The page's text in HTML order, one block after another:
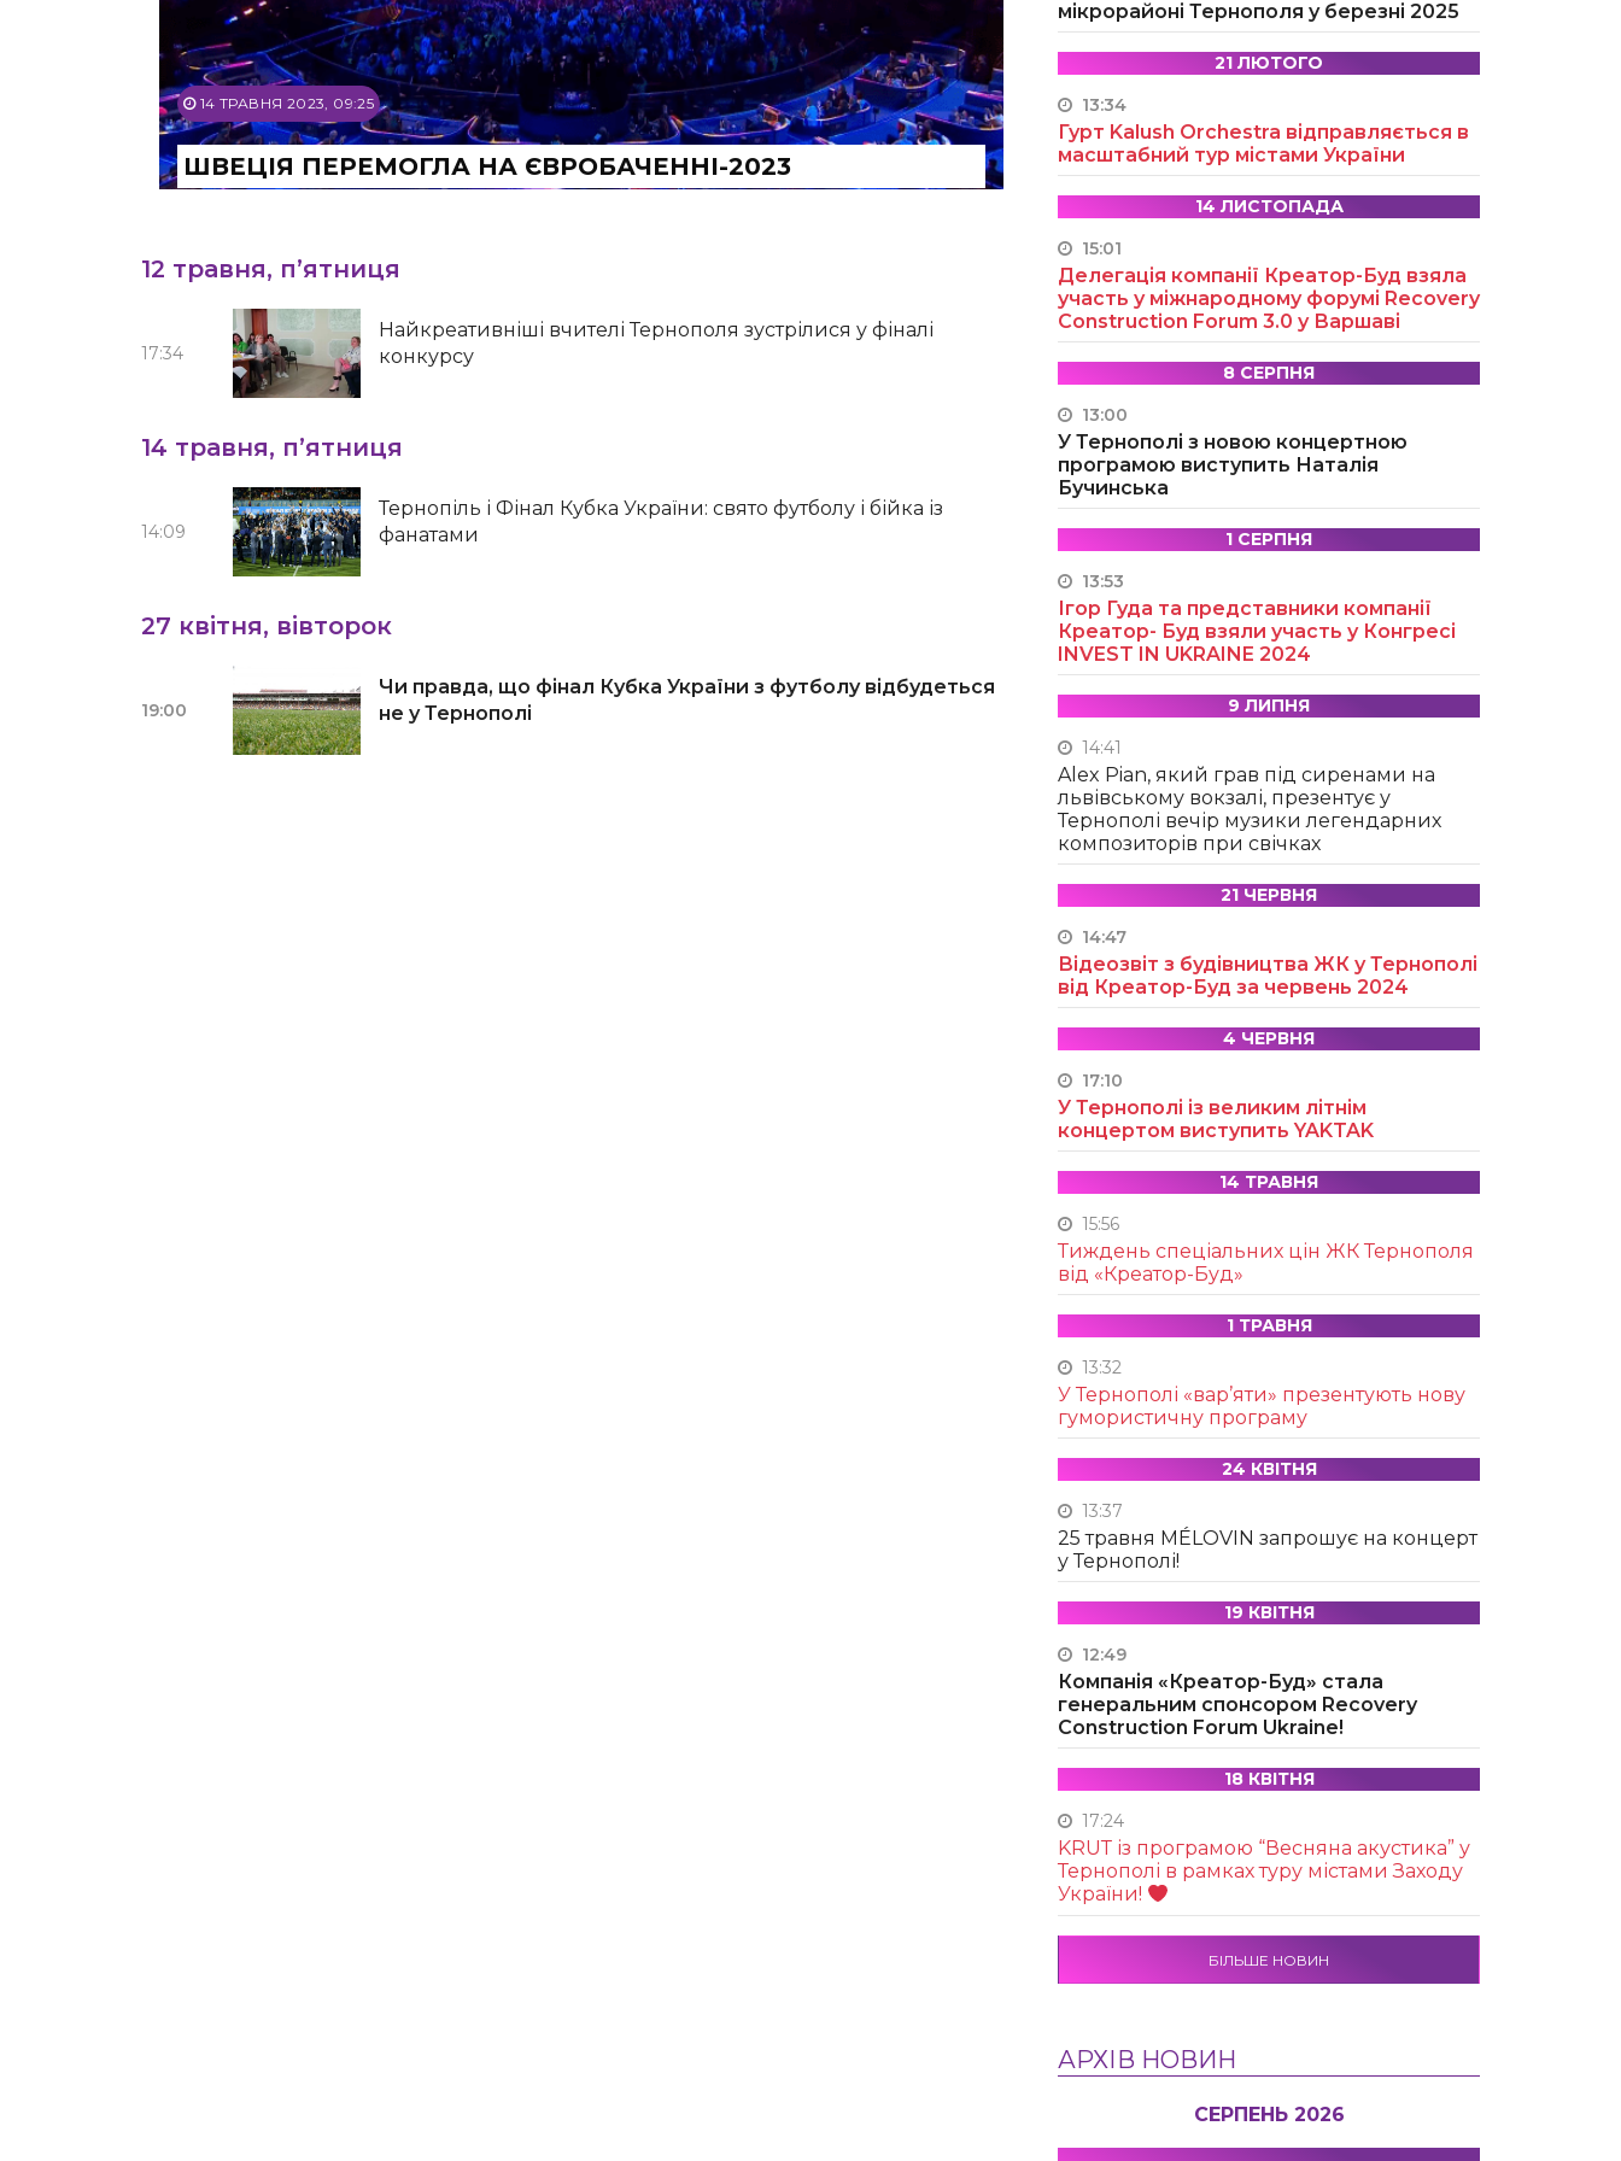
14 ТРАВНЯ 2023, 09:25
ШВЕЦІЯ ПЕРЕМОГЛА НА ЄВРОБАЧЕННІ-2023
12 травня, п’ятниця
17:34
Найкреативніші вчителі Тернополя зустрілися у фіналі
конкурсу
14 травня, п’ятниця
14:09
Тернопіль і Фінал Кубка України: свято футболу і бійка із
фанатами
27 квітня, вівторок
19:00
Чи правда, що фінал Кубка України з футболу відбудеться
не у Тернополі
мікрорайоні Тернополя у березні 2025
21 ЛЮТОГО
13:34
Гурт Kalush Orchestra відправляється в
масштабний тур містами України
14 ЛИСТОПАДА
15:01
Делегація компанії Креатор-Буд взяла
участь у міжнародному форумі Recovery
Construction Forum 3.0 у Варшаві
8 СЕРПНЯ
13:00
У Тернополі з новою концертною
програмою виступить Наталія
Бучинська
1 СЕРПНЯ
13:53
Ігор Гуда та представники компанії
Креатор- Буд взяли участь у Конгресі
INVEST IN UKRAINE 2024
9 ЛИПНЯ
14:41
Alex Pian, який грав під сиренами на
львівському вокзалі, презентує у
Тернополі вечір музики легендарних
композиторів при свічках
21 ЧЕРВНЯ
14:47
Відеозвіт з будівництва ЖК у Тернополі
від Креатор-Буд за червень 2024
4 ЧЕРВНЯ
17:10
У Тернополі із великим літнім
концертом виступить YAKTAK
14 ТРАВНЯ
15:56
Тиждень спеціальних цін ЖК Тернополя
від «Креатор-Буд»
1 ТРАВНЯ
13:32
У Тернополі «вар’яти» презентують нову
гумористичну програму
24 КВІТНЯ
13:37
25 травня MÉLOVIN запрошує на концерт
у Тернополі!
19 КВІТНЯ
12:49
Компанія «Креатор-Буд» стала
генеральним спонсором Recovery
Construction Forum Ukraine!
18 КВІТНЯ
17:24
KRUТ із програмою “Весняна акустика” у
Тернополі в рамках туру містами Заходу
України!
БІЛЬШЕ НОВИН
АРХІВ НОВИН
СЕРПЕНЬ 2026